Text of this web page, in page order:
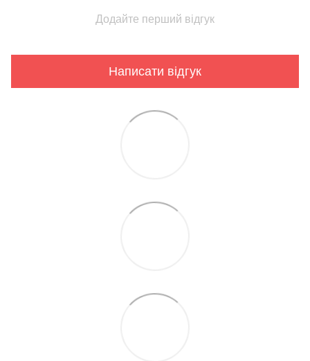
Додайте перший відгук
Написати відгук